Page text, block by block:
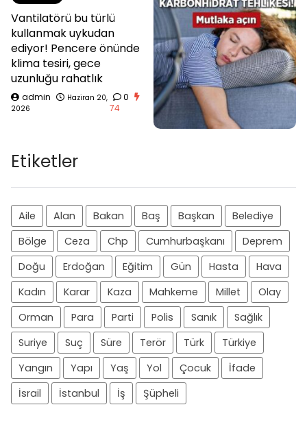
Vantilatörü bu türlü
kullanmak uykudan
ediyor! Pencere önünde
klima tesiri, gece
uzunluğu rahatlık
admin
Haziran 20,
2026
0
74
Etiketler
Aile Alan Bakan Baş Başkan
Belediye
Bölge
Ceza Chp Cumhurbaşkanı
Deprem
Doğu
Erdoğan Eğitim Gün Hasta
Hava
Kadın
Karar Kaza Mahkeme Millet
Olay
Orman
Para Parti Polis Sanık
Sağlık
Suriye
Suç Süre Terör Türk
Türkiye
Yangın
Yapı Yaş Yol Çocuk
İfade
İsrail
İstanbul İş Şüpheli